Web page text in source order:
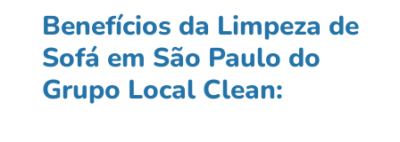
Benefícios da Limpeza de
Sofá em São Paulo do
Grupo Local Clean: